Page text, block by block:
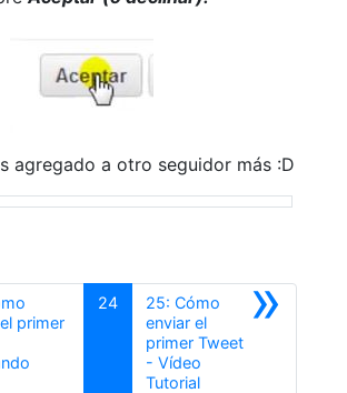
agregado a otro seguidor más :D
primer
24 »
25: Cómo
enviar el
primer Tweet
- Vídeo
TutorialSiguiente